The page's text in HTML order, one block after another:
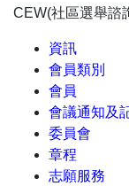
CEW(社區選舉諮
資訊
會員類別
會員
會議通知及
委員會
章程
志願服務